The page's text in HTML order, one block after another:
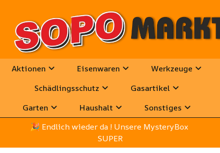
Aktionen Eisenwaren
Werkzeuge
Schädlingsschutz
Gasartikel
Garten
Haushalt
Sonstiges
🎉 Endlich wieder da ! Unsere MysteryBox
SUPER